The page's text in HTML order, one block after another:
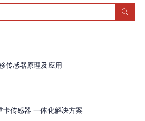
传感器原理及应用
卡传感器 一体化解决方案